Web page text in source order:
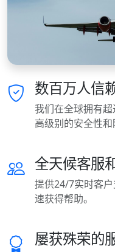
数百万人信
我们在全球拥有
高级别的安全性和
全天候客服
提供24/7实时客
速获得帮助。
屡获殊荣的